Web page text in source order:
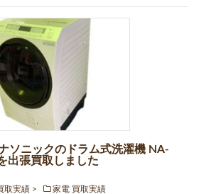
ソニックのドラム式洗濯機 NA-
出張買取しました
取実績
家電 買取実績